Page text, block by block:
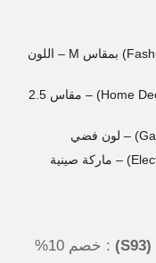
فستان سهرة طويل لصديقتي (من فئة Fashion) بمقاس M – اللون
طقم ستائر تعتيم لغرفة النوم (من فئة Home Decor) – مقاس 2.5
سماعات بلوتوث لاسلكية (من فئة Electronics) – ماركة صينية
(S93) : خصم 10%